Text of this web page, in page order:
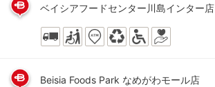
ベイシアフードセンター川島インター店
Beisia Foods Park なめがわモール店